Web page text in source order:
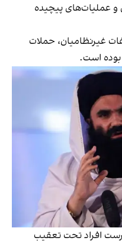
و عملیات‌های پیچیده
غیرنظامیان، حملات
است.
افراد تحت تعقیب